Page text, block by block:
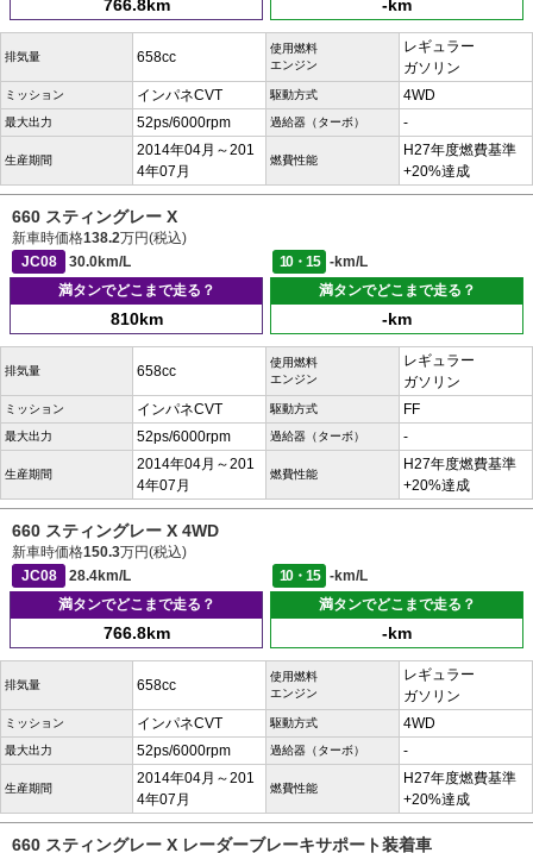
766.8km -km
排気量 658cc
使用燃料
エンジン
レギュラー
ガソリン
ミッション インパネCVT 駆動方式 4WD
最大出力 52ps/6000rpm 過給器（ターボ） -
生産期間
2014年04月～201
4年07月
燃費性能
H27年度燃費基準
+20%達成
660 スティングレー X
新車時価格138.2万円(税込)
JC08
30.0km/L 10・15
-km/L
満タンでどこまで走る？
810km
満タンでどこまで走る？
-km
排気量 658cc
使用燃料
エンジン
レギュラー
ガソリン
ミッション インパネCVT 駆動方式 FF
最大出力 52ps/6000rpm 過給器（ターボ） -
生産期間
2014年04月～201
4年07月
燃費性能
H27年度燃費基準
+20%達成
660 スティングレー X 4WD
新車時価格150.3万円(税込)
JC08
28.4km/L 10・15
-km/L
満タンでどこまで走る？
766.8km
満タンでどこまで走る？
-km
排気量 658cc
使用燃料
エンジン
レギュラー
ガソリン
ミッション インパネCVT 駆動方式 4WD
最大出力 52ps/6000rpm 過給器（ターボ） -
生産期間
2014年04月～201
4年07月
燃費性能
H27年度燃費基準
+20%達成
660 スティングレー X レーダーブレーキサポート装着車